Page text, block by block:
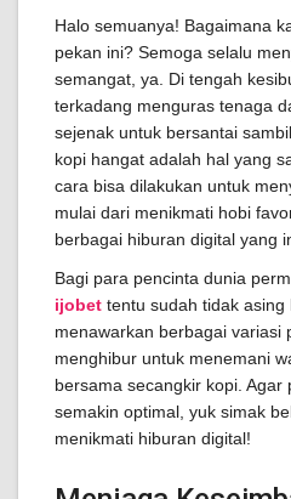
Halo semuanya! Bagaimana
pekan ini? Semoga selalu
semangat, ya. Di tengah
terkadang menguras tenaga
sejenak untuk bersantai
kopi hangat adalah hal yang
cara bisa dilakukan untuk
mulai dari menikmati hobi
berbagai hiburan digital yang
Bagi para pencinta dunia
ijobet tentu sudah tidak asing
menawarkan berbagai variasi
menghibur untuk menemani
bersama secangkir kopi.
semakin optimal, yuk simak
menikmati hiburan digital!